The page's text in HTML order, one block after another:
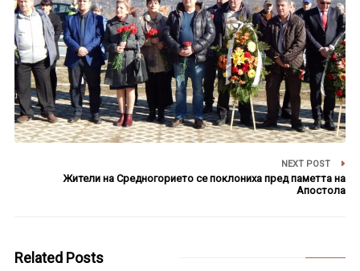
NEXT POST
Жители на Средногорието се поклониха пред паметта на
Апостола
Related Posts